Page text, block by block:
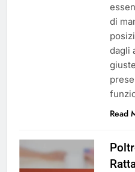
di
dagli
Read